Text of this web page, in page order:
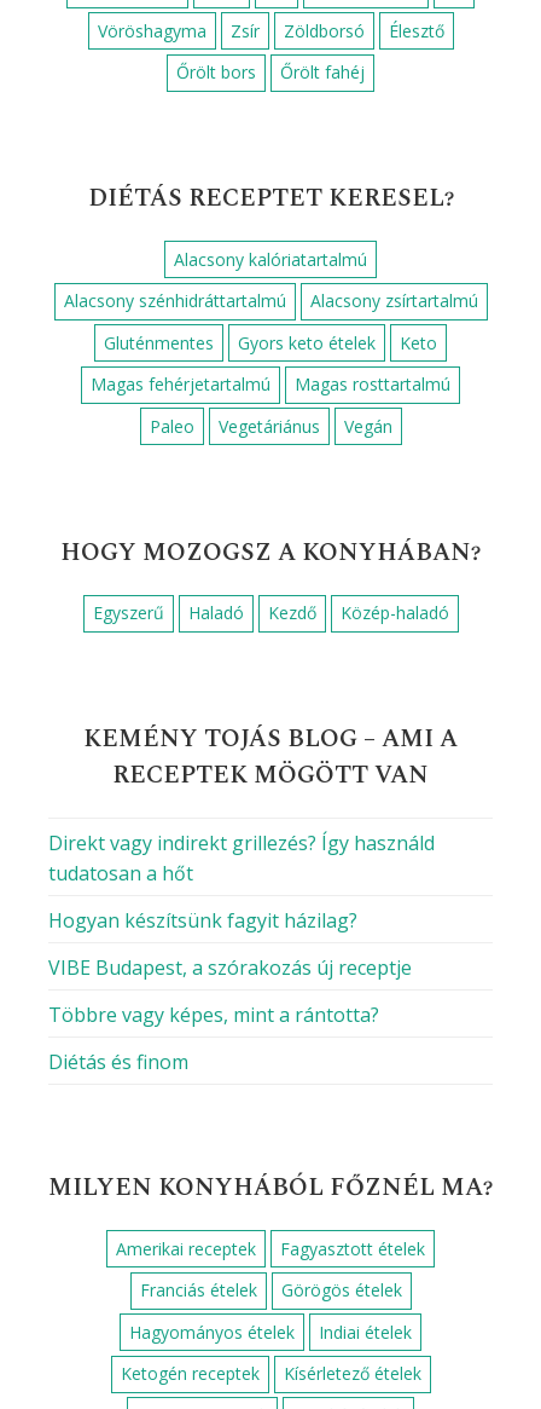
Vöröshagyma
Zsír Zöldborsó
Élesztő
Őrölt bors
Őrölt fahéj
DIÉTÁS RECEPTET KERESEL?
Alacsony kalóriatartalmú
Alacsony szénhidráttartalmú
Alacsony zsírtartalmú
Gluténmentes
Gyors keto ételek
Keto
Magas fehérjetartalmú
Magas rosttartalmú
Paleo
Vegetáriánus Vegán
HOGY MOZOGSZ A KONYHÁBAN?
Egyszerű Haladó Kezdő Közép-haladó
KEMÉNY TOJÁS BLOG – AMI A
RECEPTEK MÖGÖTT VAN
Direkt vagy indirekt grillezés? Így használd
tudatosan a hőt
Hogyan készítsünk fagyit házilag?
VIBE Budapest, a szórakozás új receptje
Többre vagy képes, mint a rántotta?
Diétás és finom
MILYEN KONYHÁBÓL FŐZNÉL MA?
Amerikai receptek
Fagyasztott ételek
Franciás ételek
Görögös ételek
Hagyományos ételek
Indiai ételek
Ketogén receptek
Kísérletező ételek